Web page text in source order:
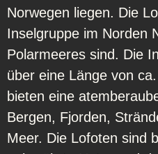
Norwegen liegen. Die
Inselgruppe im Norden
Polarmeeres sind. Die
über eine Länge von
bieten eine
Bergen, Fjorden,
Meer. Die Lofoten sind